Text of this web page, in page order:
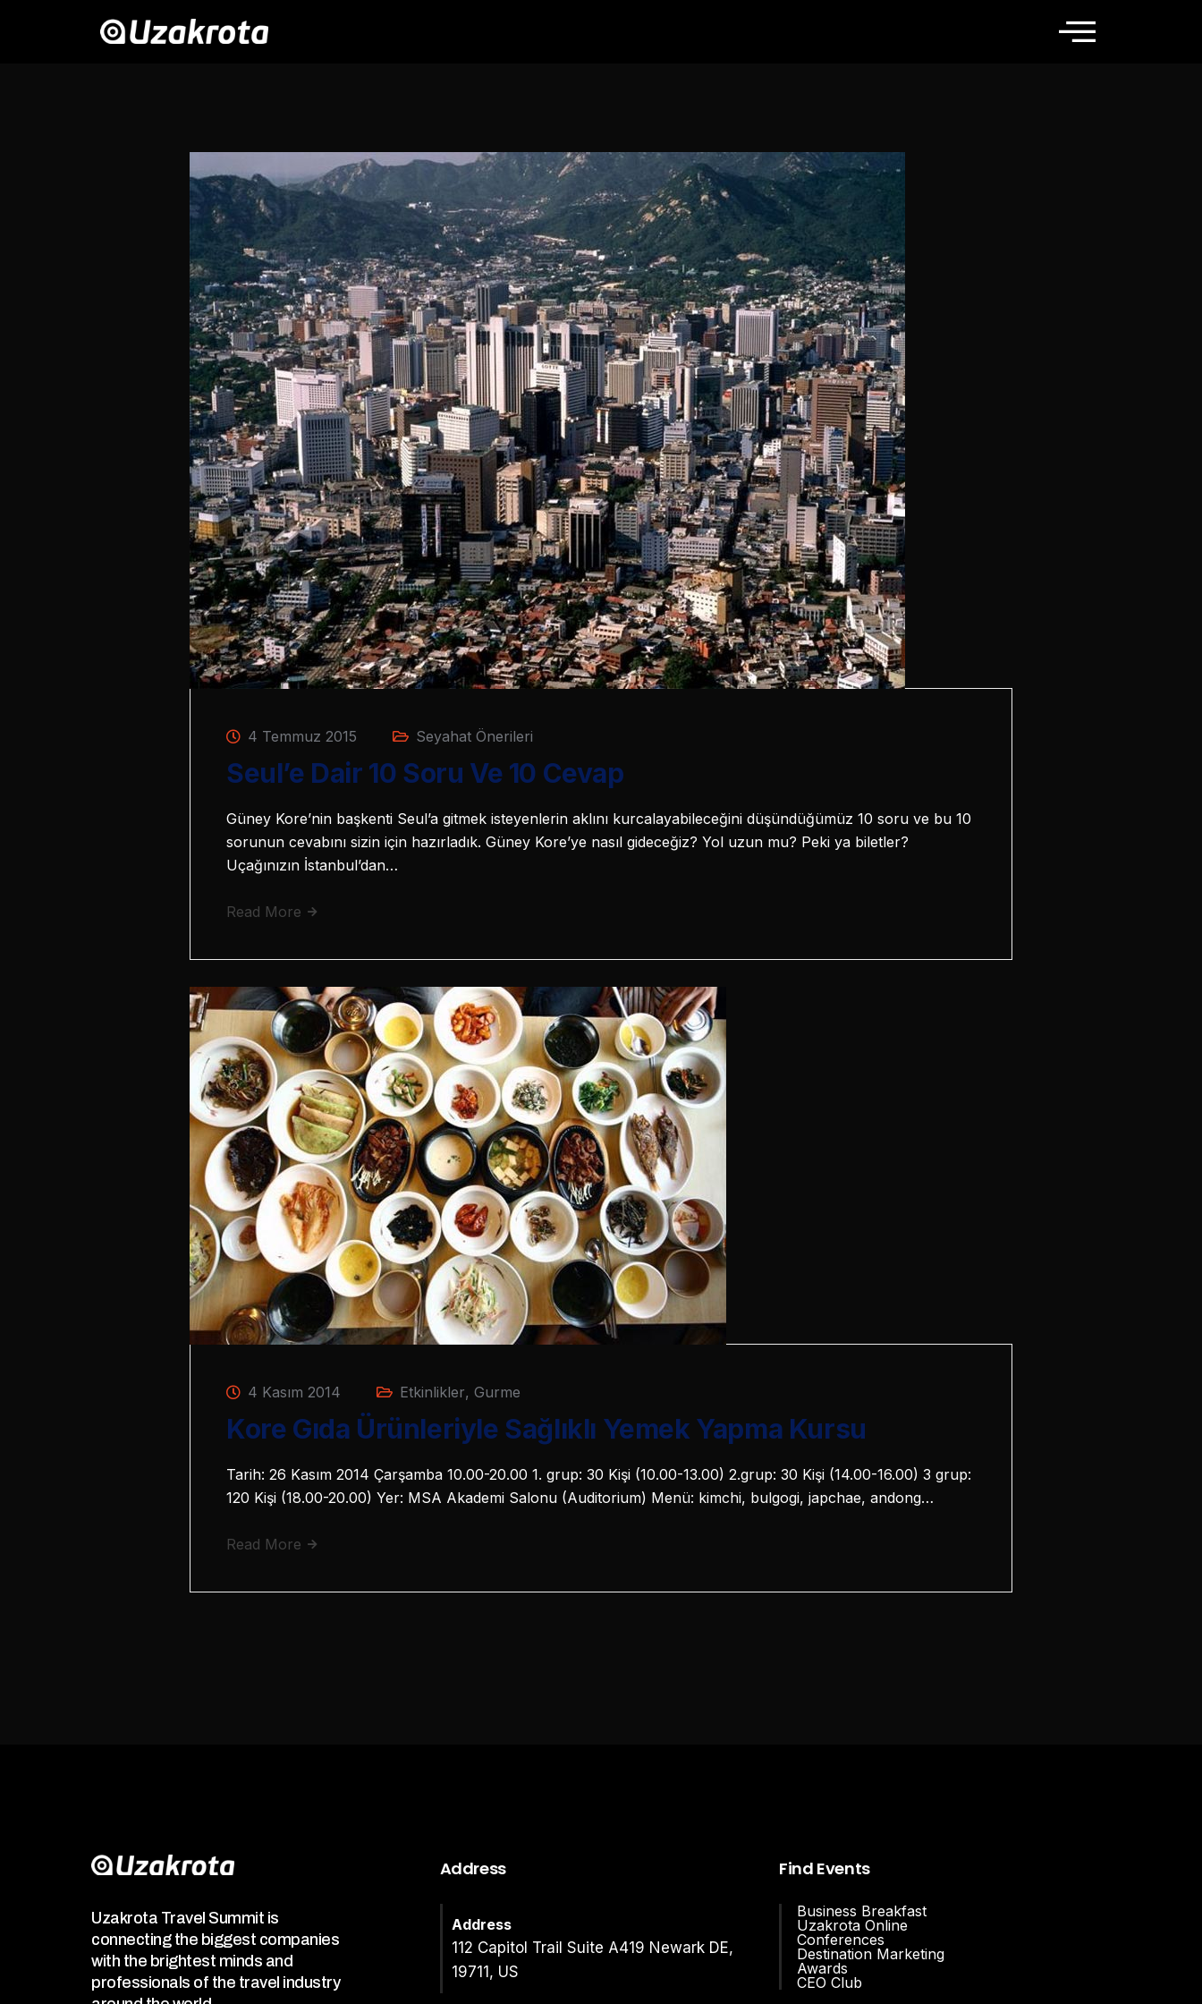
4 Temmuz 2015 Seyahat Önerileri
Seul’e Dair 10 Soru Ve 10 Cevap
Güney Kore’nin başkenti Seul’a gitmek isteyenlerin aklını kurcalayabileceğini düşündüğümüz 10 soru ve bu 10
sorunun cevabını sizin için hazırladık. Güney Kore’ye nasıl gideceğiz? Yol uzun mu? Peki ya biletler?
Uçağınızın İstanbul’dan…
Read More
4 Kasım 2014 Etkinlikler, Gurme
Kore Gıda Ürünleriyle Sağlıklı Yemek Yapma Kursu
Tarih: 26 Kasım 2014 Çarşamba 10.00-20.00 1. grup: 30 Kişi (10.00-13.00) 2.grup: 30 Kişi (14.00-16.00) 3 grup:
120 Kişi (18.00-20.00) Yer: MSA Akademi Salonu (Auditorium) Menü: kimchi, bulgogi, japchae, andong…
Read More
Uzakrota Travel Summit is
connecting the biggest companies
with the brightest minds and
professionals of the travel industry
Address
Address
112 Capitol Trail Suite A419 Newark DE,
19711, US
Find Events
Business Breakfast
Uzakrota Online
Conferences
Destination Marketing
Awards
CEO Club